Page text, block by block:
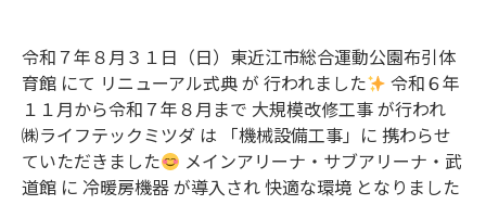
令和７年８月３１日（日）東近江市総合運動公園布引体
育館 にて リニューアル式典 が 行われました
令和６年
１１月から令和７年８月まで 大規模改修工事 が行われ
㈱ライフテックミツダ は 「機械設備工事」に 携わらせ
ていただきました
メインアリーナ・サブアリーナ・武
道館 に 冷暖房機器 が導入され 快適な環境 となりました